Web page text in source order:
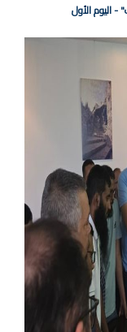
- اليوم الأول